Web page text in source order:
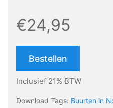
€24,95
Bestellen
Inclusief 21% BTW
Download Tags: Buurten in